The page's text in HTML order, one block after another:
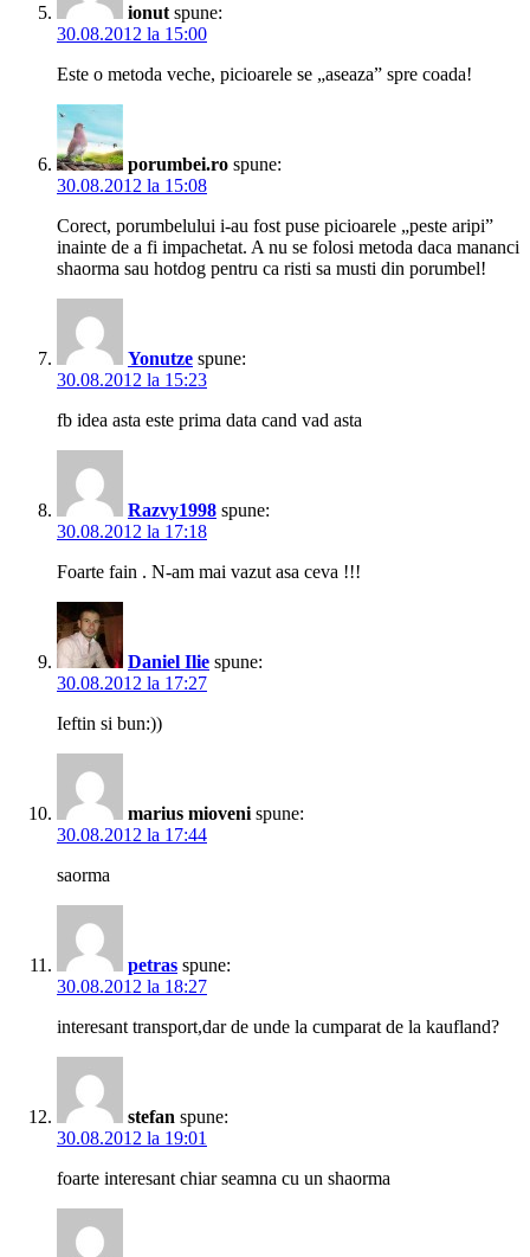
ionut spune:
30.08.2012 la 15:00
Este o metoda veche, picioarele se „aseaza” spre coada!
porumbei.ro spune:
30.08.2012 la 15:08
Corect, porumbelului i-au fost puse picioarele „peste aripi”
inainte de a fi impachetat. A nu se folosi metoda daca mananci
shaorma sau hotdog pentru ca risti sa musti din porumbel!
Yonutze spune:
30.08.2012 la 15:23
fb idea asta este prima data cand vad asta
Razvy1998 spune:
30.08.2012 la 17:18
Foarte fain . N-am mai vazut asa ceva !!!
Daniel Ilie spune:
30.08.2012 la 17:27
Ieftin si bun:))
marius mioveni spune:
30.08.2012 la 17:44
saorma
petras spune:
30.08.2012 la 18:27
interesant transport,dar de unde la cumparat de la kaufland?
stefan spune:
30.08.2012 la 19:01
foarte interesant chiar seamna cu un shaorma